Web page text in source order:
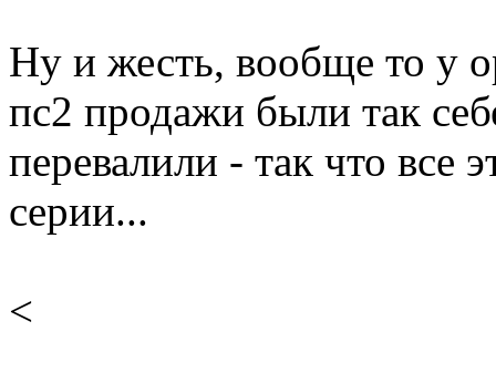
Ну и жесть, вообще то у
пс2 продажи были так
перевалили - так что все
серии...
<